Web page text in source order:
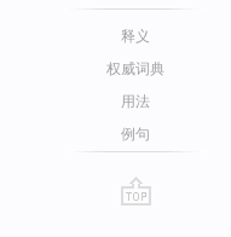
释义
权威词典
用法
例句